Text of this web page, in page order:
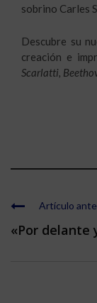
sobrino Carles
Descubre su
creación e
Scarlatti,
Artículo
«Por delante